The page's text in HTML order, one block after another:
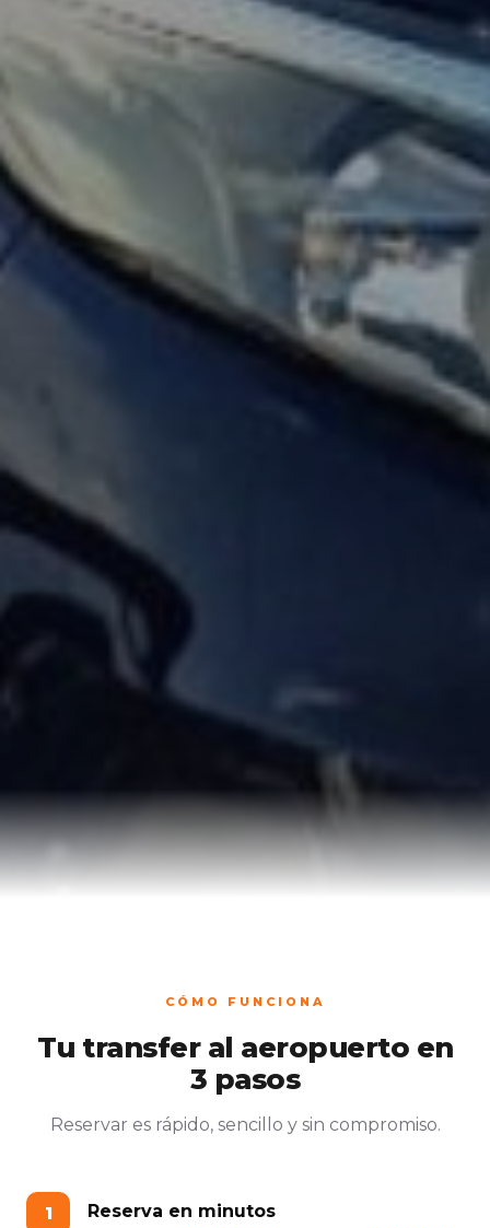
CÓMO FUNCIONA
Tu transfer al aeropuerto en
3 pasos
Reservar es rápido, sencillo y sin compromiso.
Reserva en minutos